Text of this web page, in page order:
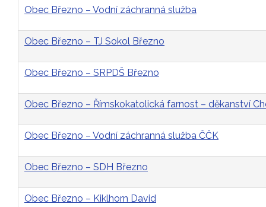
Obec Březno – Vodní záchranná služba
Obec Březno – TJ Sokol Březno
Obec Březno – SRPDŠ Březno
Obec Březno – Římskokatolická farnost – děkanství
Obec Březno – Vodní záchranná služba ČČK
Obec Březno – SDH Březno
Obec Březno – Kiklhorn David